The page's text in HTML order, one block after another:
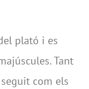
plató i es
Tant
com els